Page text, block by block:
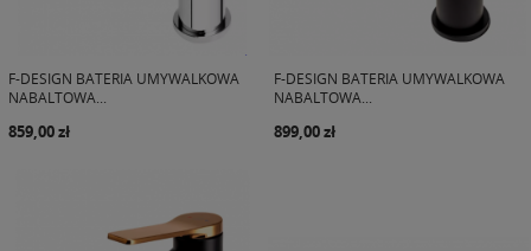
F-DESIGN BATERIA UMYWALKOWA
NABALTOWA...
859,00 zł
F-DESIGN BATERIA UMYWALKOWA
NABALTOWA...
899,00 zł